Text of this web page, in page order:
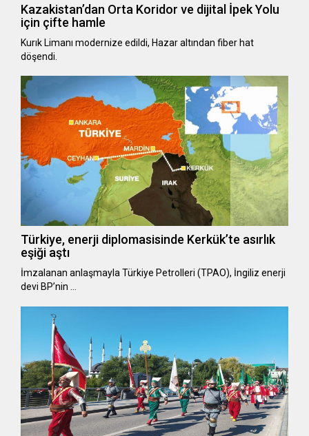
Kazakistan’dan Orta Koridor ve dijital İpek Yolu
için çifte hamle
Kurık Limanı modernize edildi, Hazar altından fiber hat
döşendi.
Türkiye, enerji diplomasisinde Kerkük’te asırlık
eşiği aştı
İmzalanan anlaşmayla Türkiye Petrolleri (TPAO), İngiliz enerji
devi BP’nin …